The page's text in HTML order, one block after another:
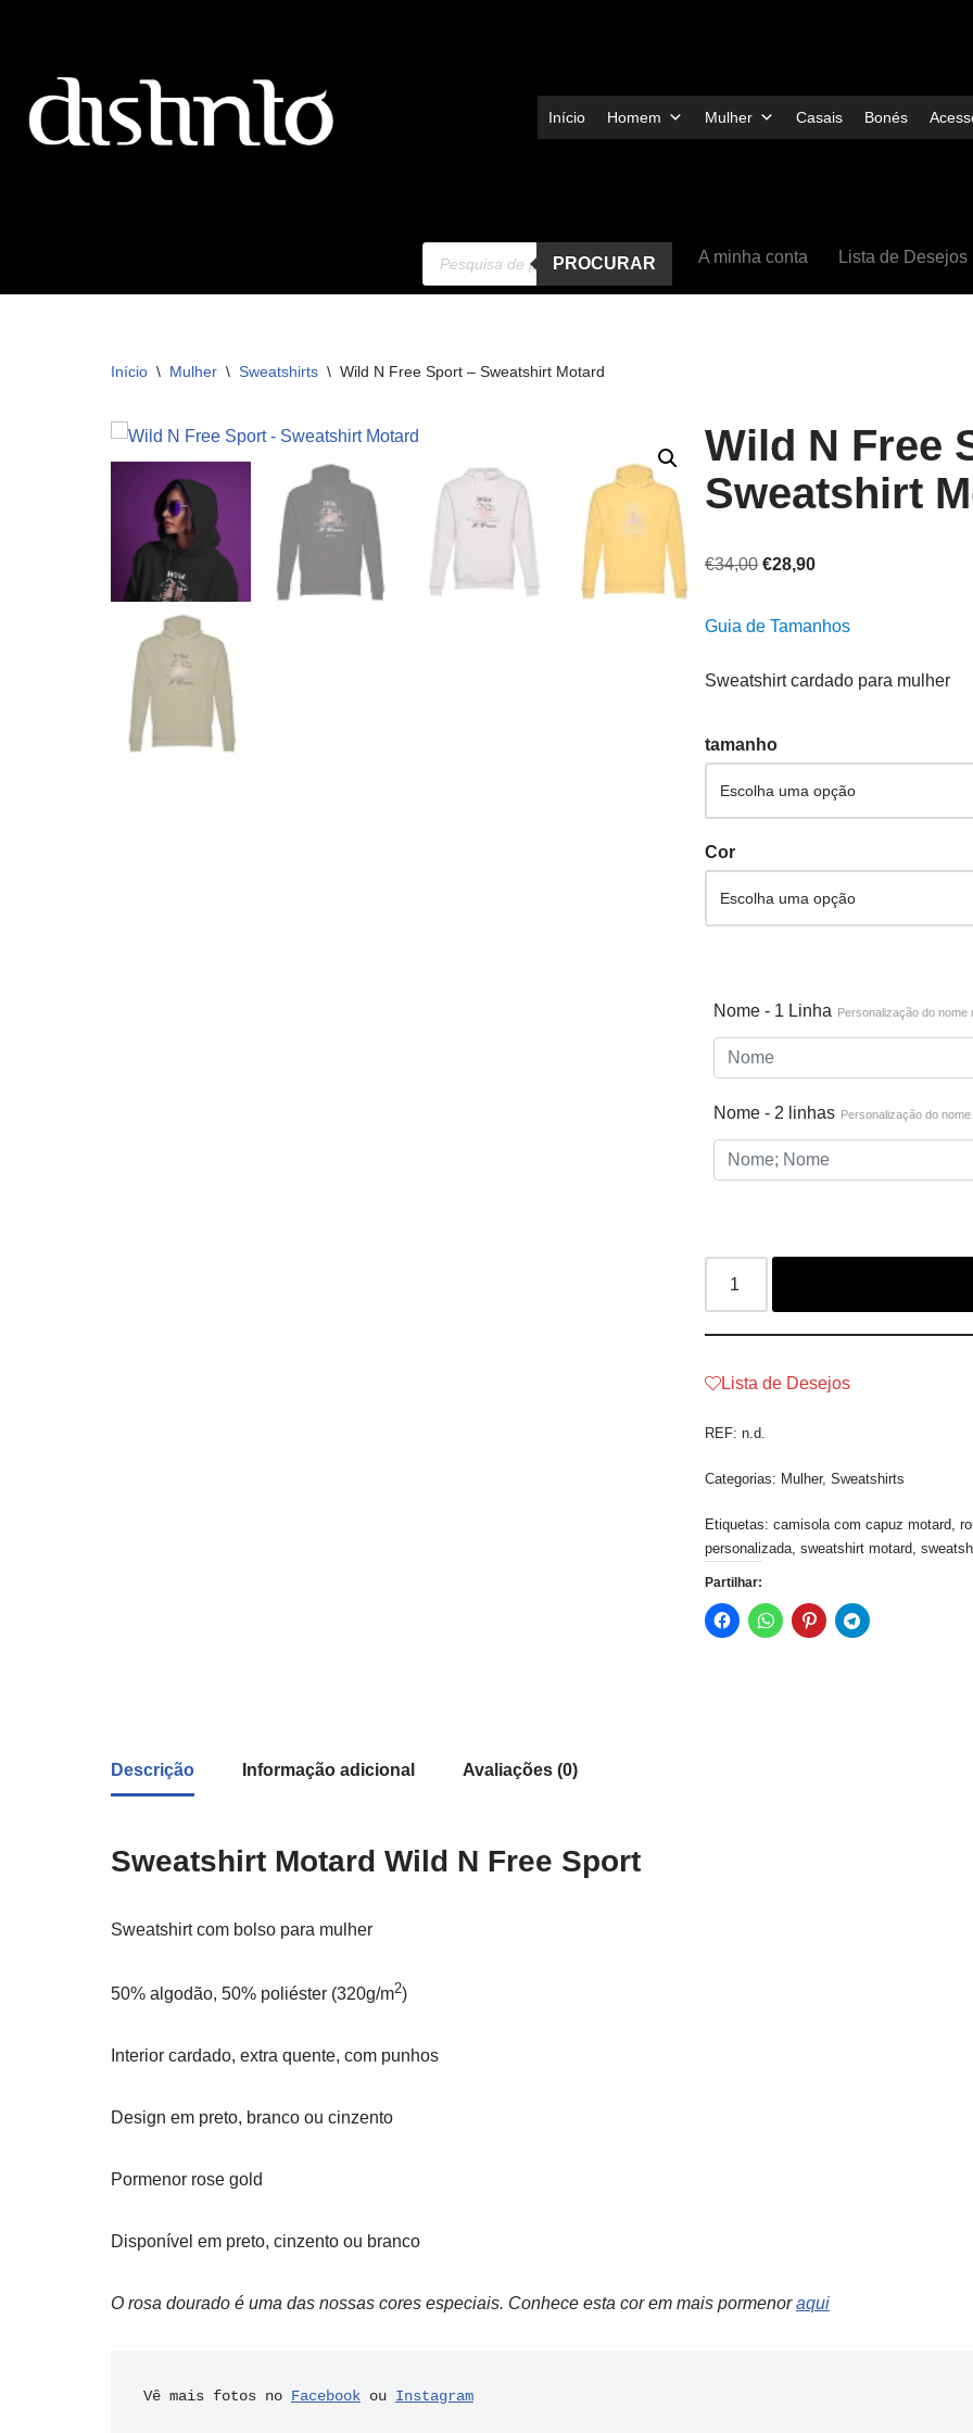
conteúdo
Início Homem Mulher Casais Bonés
PROCURAR A minha conta Lista de Desejos
Início \ Mulher \ Sweatshirts \ Wild N Free Sport – Sweatshirt Motard
Wild N Free
Sweatshirt
€34,00 €28,90
Guia de Tamanhos
Sweatshirt cardado para mulher
tamanho
Cor
Nome - 1 Linha Personalização do nome
Nome - 2 linhas Personalização do
Lista de Desejos
REF:n.d.
Categorias: Mulher,Sweatshirts
Etiquetas:camisola com capuz motard,
personalizada,sweatshirt motard,
Partilhar:
Descrição Informação adicional Avaliações (0)
Sweatshirt Motard Wild N Free Sport
Sweatshirt com bolso para mulher
50% algodão, 50% poliéster (320g/m2)
Interior cardado, extra quente, com punhos
Design em preto, branco ou cinzento
Pormenor rose gold
Disponível em preto, cinzento ou branco
O rosa dourado é uma das nossas cores especiais. Conhece esta cor em mais pormenoraqui
Vê mais fotos no Facebook ou Instagram